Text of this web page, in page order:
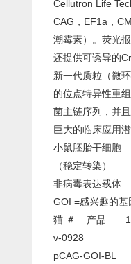
Cellutron Life
CAG，EF1a，
潮霉素）。荧光
还提供可诱导的
新一代质粒（微
的位点特异性重
菌主链序列，并
巨大的临床应用
小鼠胚胎干细胞
（稳定转染）
非病毒表达载体
GOI =感兴趣的基
猫 ＃ 产品
v-0928
pCAG-GOI-BL